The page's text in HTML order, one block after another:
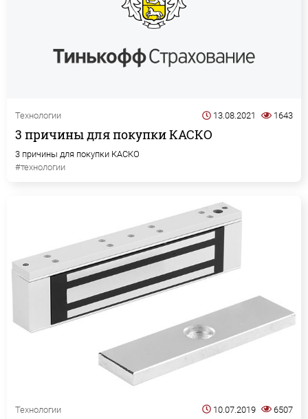
Технологии 13.08.2021 1643
3 причины для покупки КАСКО
3 причины для покупки КАСКО
#технологии
Технологии 10.07.2019 6507